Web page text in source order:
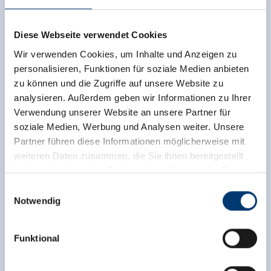
Diese Webseite verwendet Cookies
Wir verwenden Cookies, um Inhalte und Anzeigen zu
personalisieren, Funktionen für soziale Medien anbieten
zu können und die Zugriffe auf unsere Website zu
analysieren. Außerdem geben wir Informationen zu Ihrer
Verwendung unserer Website an unsere Partner für
soziale Medien, Werbung und Analysen weiter. Unsere
Partner führen diese Informationen möglicherweise mit
weiteren Daten zusammen, die Sie ihnen bereitgestellt
haben oder die sie im Rahmen Ihrer Nutzung der Dienste
Rohr 23// A-6280 Zell am Ziller
Notwendig
Funktional
VISSEN IN GERLOS
De aangenaam rustgevende stilte en kalmte in
ervaring maakt. Vispassen zijn verkrijgbaar bij Hotel
Platzer en Restaurant Seestüberl in Gerlos.
GOLF DRIVING RANGE BIJ